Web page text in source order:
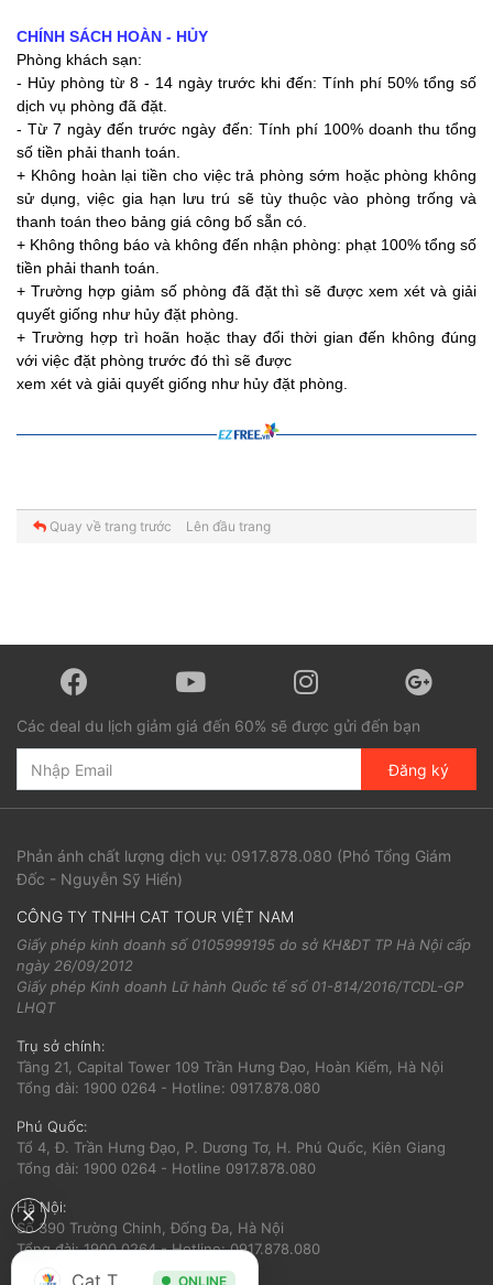
CHÍNH SÁCH HOÀN - HỦY
Phòng khách sạn:
- Hủy phòng từ 8 - 14 ngày trước khi đến: Tính phí 50% tổng số
dịch vụ phòng đã đặt.
- Từ 7 ngày đến trước ngày đến: Tính phí 100% doanh thu tổng
số tiền phải thanh toán.
+ Không hoàn lại tiền cho việc trả phòng sớm hoặc phòng không
sử dụng, việc gia hạn lưu trú sẽ tùy thuộc vào phòng trống và
thanh toán theo bảng giá công bố sẵn có.
+ Không thông báo và không đến nhận phòng: phạt 100% tổng số
tiền phải thanh toán.
+ Trường hợp giảm số phòng đã đặt thì sẽ được xem xét và giải
quyết giống như hủy đặt phòng.
+ Trường hợp trì hoãn hoặc thay đổi thời gian đến không đúng
với việc đặt phòng trước đó thì sẽ được
xem xét và giải quyết giống như hủy đặt phòng.
Quay về trang trước Lên đầu trang
Các deal du lịch giảm giá đến 60% sẽ được gửi đến bạn
Đăng ký
Phản ánh chất lượng dịch vụ: 0917.878.080 (Phó Tổng Giám
Đốc - Nguyễn Sỹ Hiển)
CÔNG TY TNHH CAT TOUR VIỆT NAM
Giấy phép kinh doanh số 0105999195 do sở KH&ĐT TP Hà Nội cấp
ngày 26/09/2012
Giấy phép Kinh doanh Lữ hành Quốc tế số 01-814/2016/TCDL-GP
LHQT
Trụ sở chính:
Tầng 21, Capital Tower 109 Trần Hưng Đạo, Hoàn Kiếm, Hà Nội
Tổng đài: 1900 0264 - Hotline: 0917.878.080
Phú Quốc:
Tổ 4, Đ. Trần Hưng Đạo, P. Dương Tơ, H. Phú Quốc, Kiên Giang
Tổng đài: 1900 0264 - Hotline 0917.878.080
Hà Nội:
Số 390 Trường Chinh, Đống Đa, Hà Nội
Tổng đài: 1900 0264 - Hotline: 0917.878.080
Cat Tour ONLINE